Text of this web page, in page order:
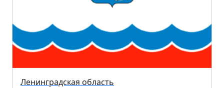
Ленинградская область